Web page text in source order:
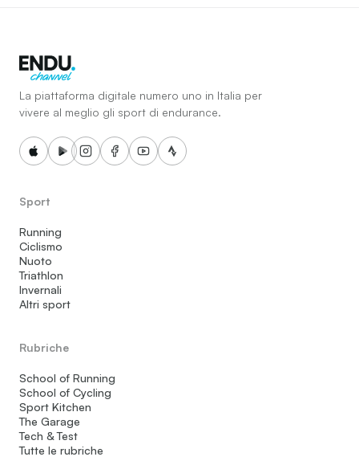
La piattaforma digitale numero uno in Italia per
vivere al meglio gli sport di endurance.
Sport
Running
Ciclismo
Nuoto
Triathlon
Invernali
Altri sport
Rubriche
School of Running
School of Cycling
Sport Kitchen
The Garage
Tech & Test
Tutte le rubriche